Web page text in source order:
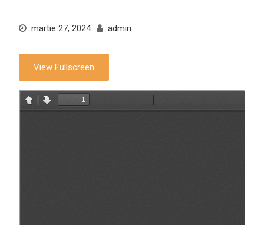
martie 27, 2024 admin
View Fullscreen